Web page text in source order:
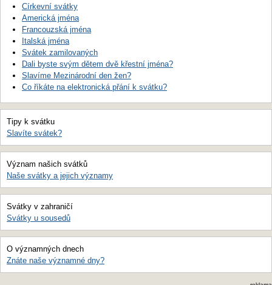
Církevní svátky
Americká jména
Francouzská jména
Italská jména
Svátek zamilovaných
Dali byste svým dětem dvě křestní jména?
Slavíme Mezinárodní den žen?
Co říkáte na elektronická přání k svátku?
Tipy k svátku
Slavíte svátek?
Význam našich svátků
Naše svátky a jejich významy
Svátky v zahraničí
Svátky u sousedů
O významných dnech
Znáte naše významné dny?